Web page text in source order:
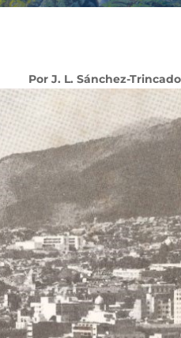
Por J. L. Sánchez-Trincado